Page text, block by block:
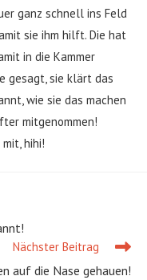
ganz schnell ins Feld
sie ihm hilft. Die hat
in die Kammer
gesagt, sie klärt das
wie sie das machen
mitgenommen!
hihi!
Nächster Beitrag
auf die Nase gehauen!